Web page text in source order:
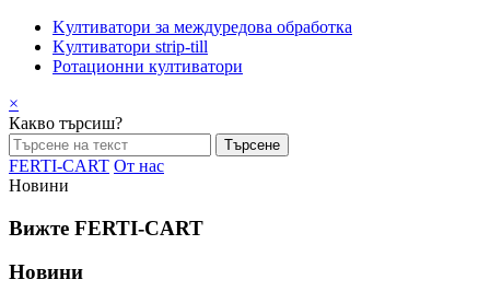
Kултиватори за междуредова обработка
Kултиватори strip-till
Ротационни култиватори
×
Какво търсиш?
FERTI-CART От нас
Новини
Вижте FERTI-CART
Новини